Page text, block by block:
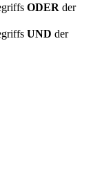
ODER der
UND der